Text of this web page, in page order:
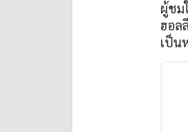
ผู้ชม
ฮอล
เป็น